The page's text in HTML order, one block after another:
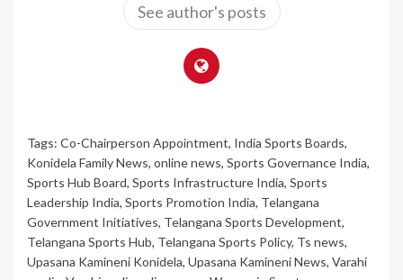
See author's posts
Tags: Co-Chairperson Appointment, India Sports Boards,
Konidela Family News, online news, Sports Governance India,
Sports Hub Board, Sports Infrastructure India, Sports
Leadership India, Sports Promotion India, Telangana
Government Initiatives, Telangana Sports Development,
Telangana Sports Hub, Telangana Sports Policy, Ts news,
Upasana Kamineni Konidela, Upasana Kamineni News, Varahi